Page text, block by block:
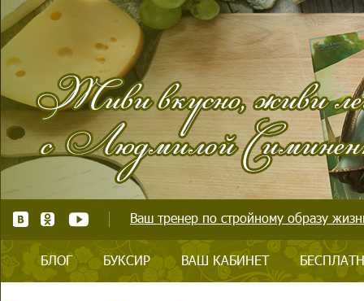
Ваш тренер по стройному образу
БЛОГ БУКСИР ВАШ КАБИНЕТ